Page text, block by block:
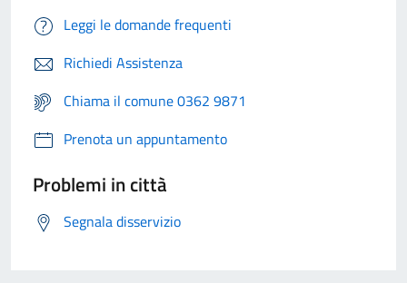
Leggi le domande frequenti
Richiedi Assistenza
Chiama il comune 0362 9871
Prenota un appuntamento
Problemi in città
Segnala disservizio